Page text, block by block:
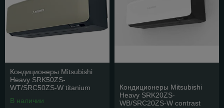
Кондиционеры Mitsubishi
Heavy SRK50ZS-
WТ/SRC50ZS-W titanium
В наличии
Кондиционеры Mitsubishi
Heavy SRK20ZS-
WВ/SRC20ZS-W contrast